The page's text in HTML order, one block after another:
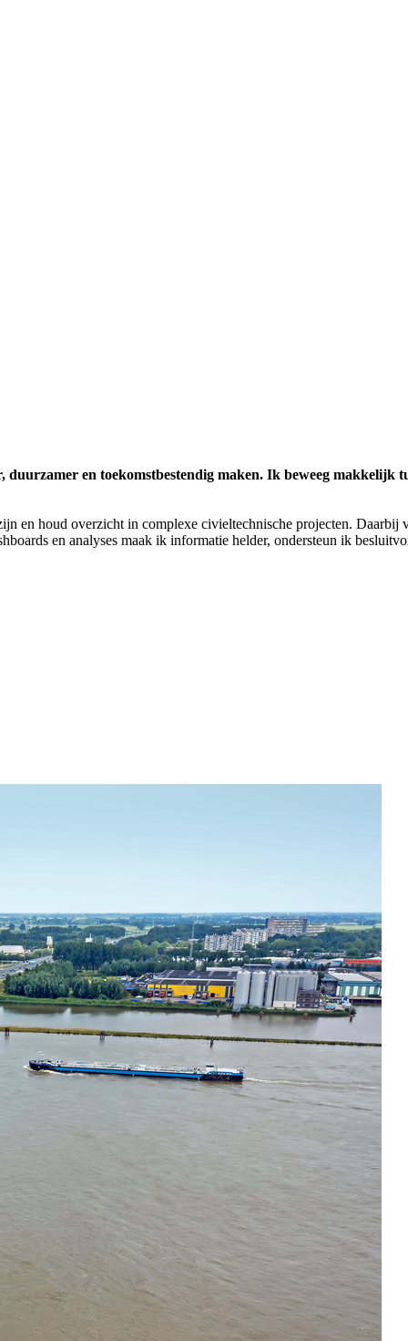
en toekomstbestendig maken. Ik beweeg
houd overzicht in complexe civieltechnische projecten.
en analyses maak ik informatie helder, ondersteun ik